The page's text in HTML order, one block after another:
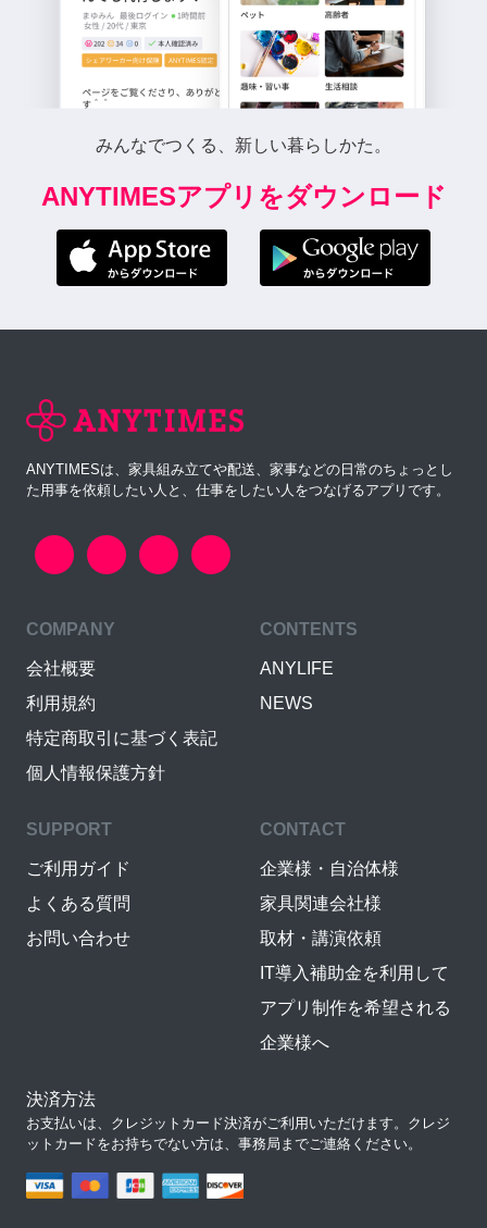
みんなでつくる、新しい暮らしかた。
ANYTIMESアプリをダウンロード
ANYTIMESは、家具組み立てや配送、家事などの日常のちょっとし
た用事を依頼したい人と、仕事をしたい人をつなげるアプリです。
COMPANY
会社概要
利用規約
特定商取引に基づく表記
個人情報保護方針
CONTENTS
ANYLIFE
NEWS
SUPPORT
ご利用ガイド
よくある質問
お問い合わせ
CONTACT
企業様・自治体様
家具関連会社様
取材・講演依頼
IT導入補助金を利用して
アプリ制作を希望される
企業様へ
決済方法
お支払いは、クレジットカード決済がご利用いただけます。クレジ
ットカードをお持ちでない方は、事務局までご連絡ください。